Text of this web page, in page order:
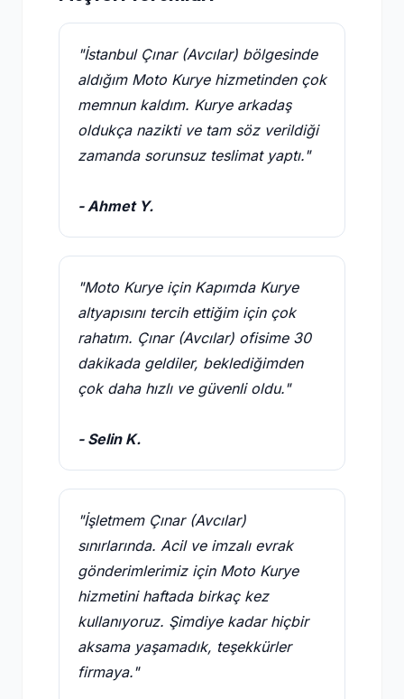
"İstanbul Çınar (Avcılar) bölgesinde
aldığım Moto Kurye hizmetinden çok
memnun kaldım. Kurye arkadaş
oldukça nazikti ve tam söz verildiği
zamanda sorunsuz teslimat yaptı."
- Ahmet Y.
"Moto Kurye için Kapımda Kurye
altyapısını tercih ettiğim için çok
rahatım. Çınar (Avcılar) ofisime 30
dakikada geldiler, beklediğimden
çok daha hızlı ve güvenli oldu."
- Selin K.
"İşletmem Çınar (Avcılar)
sınırlarında. Acil ve imzalı evrak
gönderimlerimiz için Moto Kurye
hizmetini haftada birkaç kez
kullanıyoruz. Şimdiye kadar hiçbir
aksama yaşamadık, teşekkürler
firmaya."